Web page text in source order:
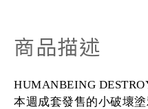
商品描述
HUMANBEING
本週成套發售的小破壞